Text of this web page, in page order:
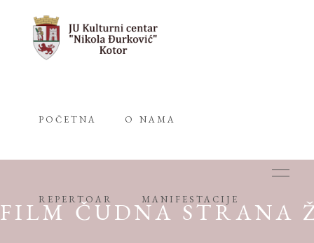
POČETNA O NAMA
REPERTOAR MANIFESTACIJE
FILM ČUDNA STRANA